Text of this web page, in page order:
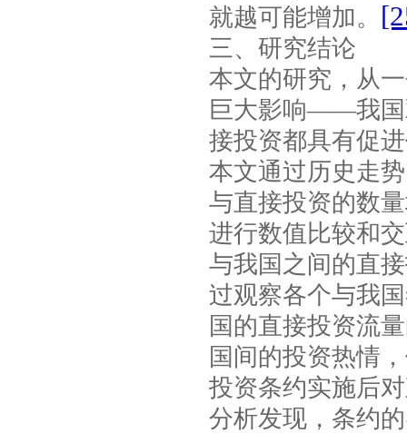
就越可能增加。
三、研究结论
本文的研究，从
巨大影响——我国
接投资都具有促
本文通过历史走
与直接投资的数
进行数值比较和
与我国之间的直
过观察各个与我
国的直接投资流
国间的投资热情
投资条约实施后
分析发现，条约